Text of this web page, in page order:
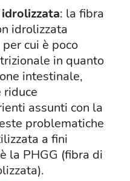
: la fibra
idrolizzata
cui è poco
in quanto
intestinale,
riduce
assunti con la
problematiche
a fini
la PHGG (fibra di